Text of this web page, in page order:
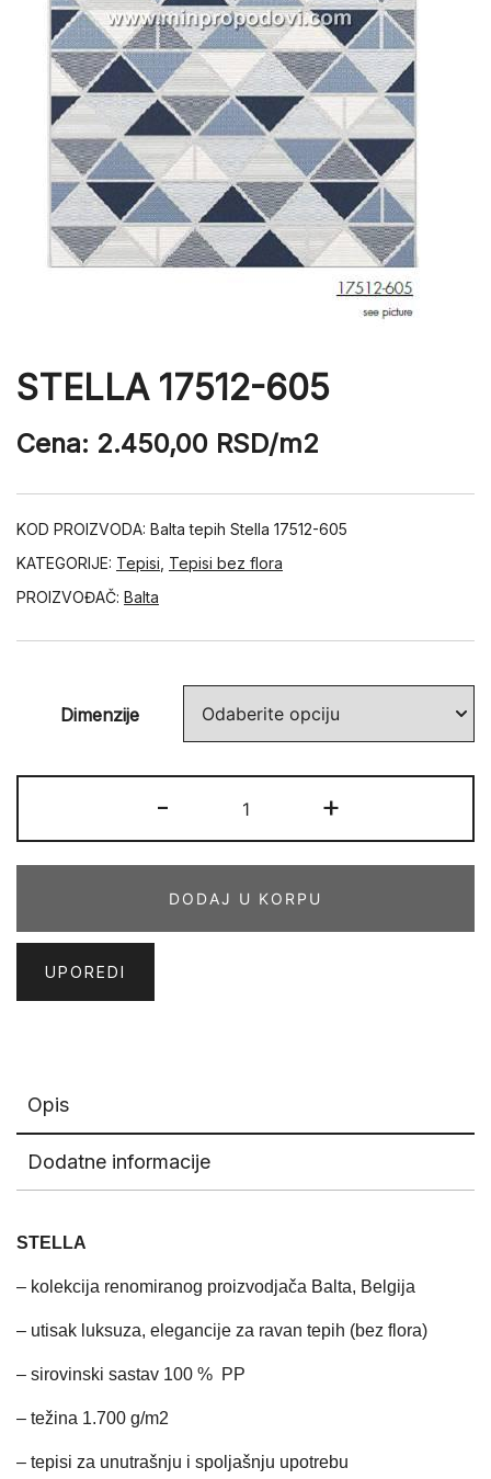
STELLA 17512-605
Cena: 2.450,00 RSD/m2
KOD PROIZVODA: Balta tepih Stella 17512-605
KATEGORIJE: Tepisi Tepisi bez flora
PROIZVOĐAČ: Balta
Dimenzije
-
17512-
605
+
DODAJ U KORPU
UPOREDI
Opis
Dodatne informacije
STELLA
– kolekcija renomiranog proizvodjača Balta, Belgija
– utisak luksuza, elegancije za ravan tepih (bez flora)
– sirovinski sastav 100 % PP
– težina 1.700 g/m2
– tepisi za unutrašnju i spoljašnju upotrebu